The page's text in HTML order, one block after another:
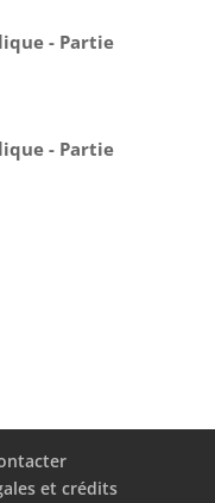
- Partie
- Partie
et crédits